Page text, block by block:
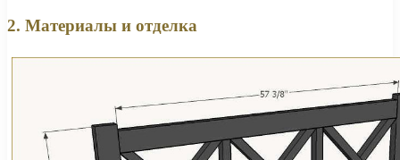
2. Материалы и отделка